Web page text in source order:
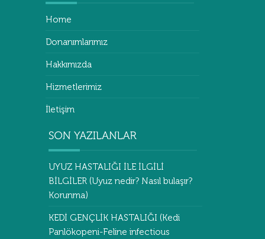
Home
Donanımlarımız
Hakkımızda
Hizmetlerimiz
İletişim
UYUZ HASTALIĞI İLE İLGİLİ
BİLGİLER (Uyuz nedir? Nasıl bulaşır?
Korunma)
KEDİ GENÇLİK HASTALIĞI (Kedi
Panlökopeni-Feline infectious